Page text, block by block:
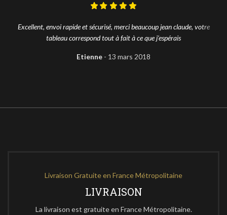
Excellent, envoi rapide et sécurisé, merci beaucoup jean claude, votre
tableau correspond tout à fait à ce que j’espérais
Etienne 13 mars 2018
Livraison Gratuite en France Métropolitaine
LIVRAISON
La livraison est gratuite en France Métropolitaine.